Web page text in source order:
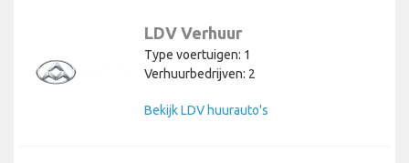
LDV Verhuur
Type voertuigen: 1
Verhuurbedrijven: 2
Bekijk LDV huurauto's